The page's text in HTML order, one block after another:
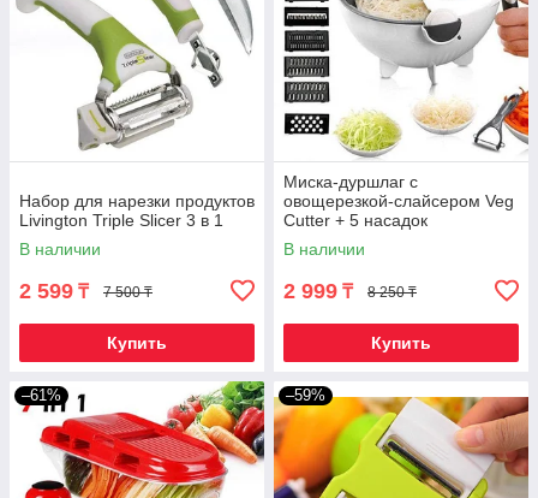
Набор для нарезки продуктов
Livington Triple Slicer 3 в 1
В наличии
2 599 ₸ 7 500 ₸
Купить
Миска-дуршлаг с
овощерезкой-слайсером Veg
Cutter + 5 насадок
В наличии
2 999 ₸ 8 250 ₸
Купить
–61% –59%